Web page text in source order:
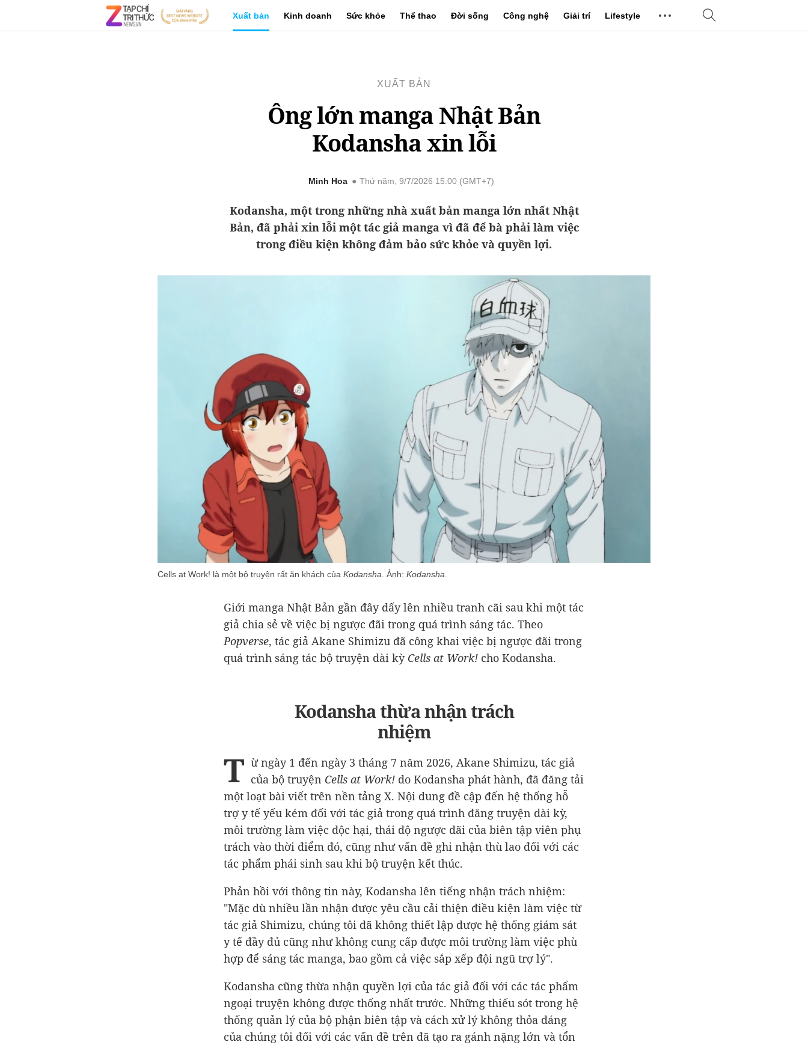
Xuất bản Kinh doanh Sức khỏe Thể thao Đời sống Công nghệ Giải trí Lifestyle
XUẤT BẢN
Ông lớn manga Nhật Bản
Kodansha xin lỗi
Minh Hoa Thứ năm, 9/7/2026 15:00 (GMT+7)
Kodansha, một trong những nhà xuất bản manga lớn nhất Nhật
Bản, đã phải xin lỗi một tác giả manga vì đã để bà phải làm việc
trong điều kiện không đảm bảo sức khỏe và quyền lợi.
Cells at Work! là một bộ truyện rất ăn khách của Kodansha . Ảnh: Kodansha
Giới manga Nhật Bản gần đây dấy lên nhiều tranh cãi sau khi một tác
giả chia sẻ về việc bị ngược đãi trong quá trình sáng tác. Theo
Popverse, tác giả Akane Shimizu đã công khai việc bị ngược đãi trong
quá trình sáng tác bộ truyện dài kỳ Cells at Work! cho Kodansha.
Kodansha thừa nhận trách
nhiệm
T ừ ngày 1 đến ngày 3 tháng 7 năm 2026, Akane Shimizu, tác giả
của bộ truyện Cells at Work! do Kodansha phát hành, đã đăng tải
một loạt bài viết trên nền tảng X. Nội dung đề cập đến hệ thống hỗ
trợ y tế yếu kém đối với tác giả trong quá trình đăng truyện dài kỳ,
môi trường làm việc độc hại, thái độ ngược đãi của biên tập viên phụ
trách vào thời điểm đó, cũng như vấn đề ghi nhận thù lao đối với các
tác phẩm phái sinh sau khi bộ truyện kết thúc.
Phản hồi với thông tin này, Kodansha lên tiếng nhận trách nhiệm:
"Mặc dù nhiều lần nhận được yêu cầu cải thiện điều kiện làm việc từ
tác giả Shimizu, chúng tôi đã không thiết lập được hệ thống giám sát
y tế đầy đủ cũng như không cung cấp được môi trường làm việc phù
hợp để sáng tác manga, bao gồm cả việc sắp xếp đội ngũ trợ lý".
Kodansha cũng thừa nhận quyền lợi của tác giả đối với các tác phẩm
ngoại truyện không được thống nhất trước. Những thiếu sót trong hệ
thống quản lý của bộ phận biên tập và cách xử lý không thỏa đáng
của chúng tôi đối với các vấn đề trên đã tạo ra gánh nặng lớn và tổn